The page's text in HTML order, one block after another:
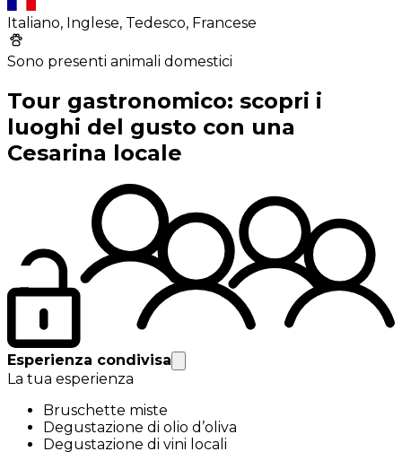
Italiano, Inglese, Tedesco, Francese
Sono presenti animali domestici
Tour gastronomico: scopri i
luoghi del gusto con una
Cesarina locale
Esperienza condivisa
La tua esperienza
Bruschette miste
Degustazione di olio d’oliva
Degustazione di vini locali